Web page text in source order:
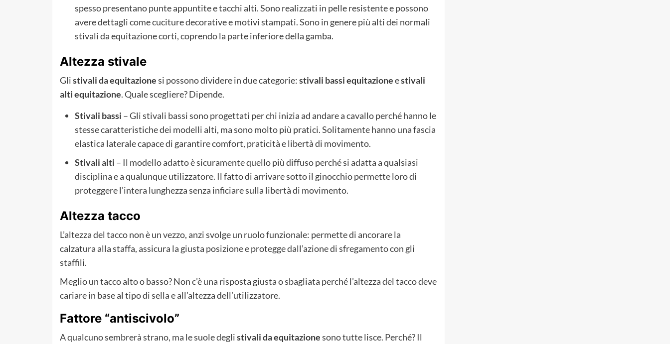
spesso presentano punte appuntite e tacchi alti. Sono realizzati in pelle resistente e possono
avere dettagli come cuciture decorative e motivi stampati. Sono in genere più alti dei normali
stivali da equitazione corti, coprendo la parte inferiore della gamba.
Altezza stivale
Glistivali da equitazionesi possono dividere in due categorie:stivali bassi equitazioneestivali
altiequitazione. Quale scegliere? Dipende.
Stivali bassi – Gli stivali bassi sono progettati per chi inizia ad andare a cavallo perché hanno le
stesse caratteristiche dei modelli alti, ma sono molto più pratici. Solitamente hanno una fascia
elastica laterale capace di garantire comfort, praticità e libertà di movimento.
Stivali alti – Il modello adatto è sicuramente quello più diffuso perché si adatta a qualsiasi
disciplina e a qualunque utilizzatore. Il fatto di arrivare sotto il ginocchio permette loro di
proteggere l’intera lunghezza senza inficiare sulla libertà di movimento.
Altezza tacco
L’altezza del tacco non è un vezzo, anzi svolge un ruolo funzionale: permette di ancorare la
calzatura alla staffa, assicura la giusta posizione e protegge dall’azione di sfregamento con gli
staffili.
Meglio un tacco alto o basso? Non c’è una risposta giusta o sbagliata perché l’altezza del tacco deve
cariare in base al tipo di sella e all’altezza dell’utilizzatore.
Fattore “antiscivolo”
A qualcuno sembrerà strano, ma le suole deglistivali da equitazionesono tutte lisce. Perché? Il